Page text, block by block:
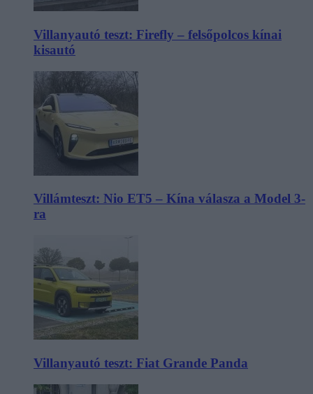
Villanyautó teszt: Firefly – felsőpolcos kínai
kisautó
Villámteszt: Nio ET5 – Kína válasza a Model 3-
ra
Villanyautó teszt: Fiat Grande Panda